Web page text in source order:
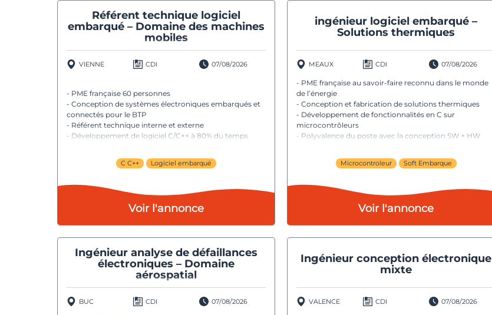
Référent technique logiciel
embarqué – Domaine des machines
mobiles
VIENNE CDI 07/08/2026
- PME française 60 personnes
- Conception de systèmes électroniques embarqués et
connectés pour le BTP
- Référent technique interne et externe
- Développement de logiciel C/C++ à 80% du temps
C C++ Logiciel embarqué
Voir l'annonce
ingénieur logiciel embarqué –
Solutions thermiques
MEAUX CDI 07/08/2026
- PME française au savoir-faire reconnu dans le monde
de l’énergie
- Conception et fabrication de solutions thermiques
- Développement de fonctionnalités en C sur
microcontrôleurs
- Polyvalence du poste avec la conception SW + HW
Microcontroleur Soft Embarque
Voir l'annonce
Ingénieur analyse de défaillances
électroniques – Domaine
aérospatial
BUC CDI 07/08/2026
Ingénieur conception électronique
mixte
VALENCE CDI 07/08/2026